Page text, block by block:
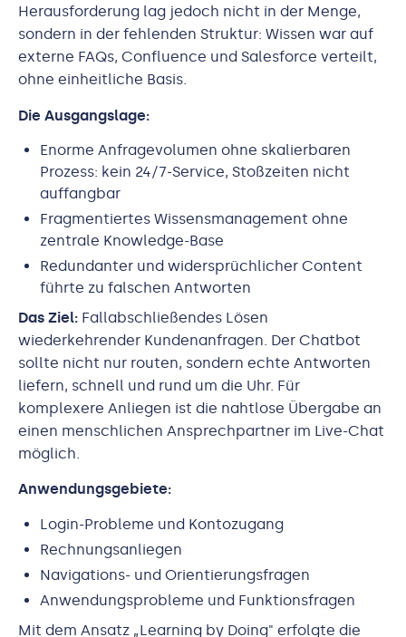
Herausforderung lag jedoch nicht in der Menge,
sondern in der fehlenden Struktur: Wissen war auf
externe FAQs, Confluence und Salesforce verteilt,
ohne einheitliche Basis.
Die Ausgangslage:
Enorme Anfragevolumen ohne skalierbaren
Prozess: kein 24/7-Service, Stoßzeiten nicht
auffangbar
Fragmentiertes Wissensmanagement ohne
zentrale Knowledge-Base
Redundanter und widersprüchlicher Content
führte zu falschen Antworten
Das Ziel: Fallabschließendes Lösen
wiederkehrender Kundenanfragen. Der Chatbot
sollte nicht nur routen, sondern echte Antworten
liefern, schnell und rund um die Uhr. Für
komplexere Anliegen ist die nahtlose Übergabe an
einen menschlichen Ansprechpartner im Live-Chat
möglich.
Anwendungsgebiete:
Login-Probleme und Kontozugang
Rechnungsanliegen
Navigations- und Orientierungsfragen
Anwendungsprobleme und Funktionsfragen
Mit dem Ansatz „Learning by Doing" erfolgte die